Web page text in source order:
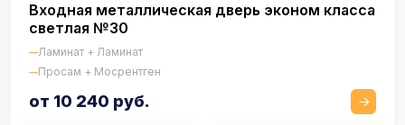
Входная металлическая дверь эконом класса
светлая №30
Ламинат + Ламинат
Просам + Мосрентген
от 10 240 руб.